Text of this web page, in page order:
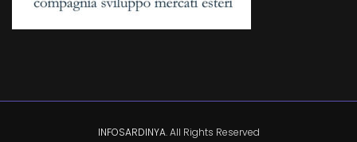
INFOSARDINYA. All Rights Reserved